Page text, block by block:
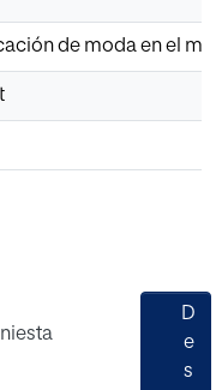
de moda en el
D
e
s